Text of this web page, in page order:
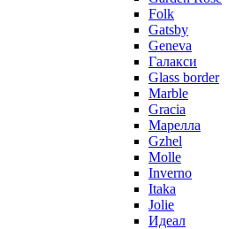
Folk
Gatsby
Geneva
Галакси
Glass border
Marble
Gracia
Марелла
Gzhel
Molle
Inverno
Itaka
Jolie
Идеал